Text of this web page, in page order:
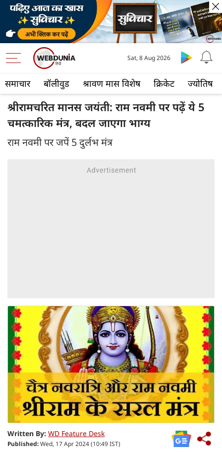
समाचार बॉलीवुड श्रावण मास विशेष क्रिकेट ज्योतिष
Sat, 8 Aug 2026
श्रीरामचरित मानस जयंती: राम नवमी पर पढ़ें ये 5
चमत्कारिक मंत्र, बदल जाएगा भाग्य
राम नवमी पर जपें 5 दुर्लभ मंत्र
Written By: WD Feature Desk
Published:Wed, 17 Apr 2024 (10:49 IST)